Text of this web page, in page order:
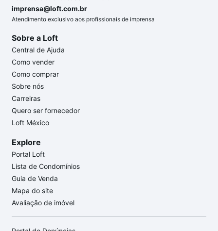
imprensa@loft.com.br
Atendimento exclusivo aos profissionais de imprensa
Sobre a Loft
Central de Ajuda
Como vender
Como comprar
Sobre nós
Carreiras
Quero ser fornecedor
Loft México
Explore
Portal Loft
Lista de Condomínios
Guia de Venda
Mapa do site
Avaliação de imóvel